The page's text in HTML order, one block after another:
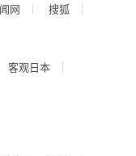
网
搜狐
客观日本